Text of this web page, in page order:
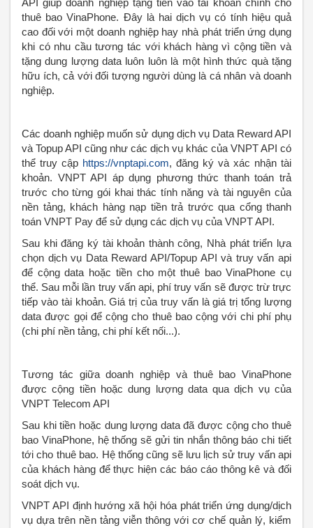
API giúp doanh nghiệp tặng tiền vào tài khoản chính cho
thuê bao VinaPhone. Đây là hai dịch vụ có tính hiệu quả
cao đối với một doanh nghiệp hay nhà phát triển ứng dụng
khi có nhu cầu tương tác với khách hàng vì cộng tiền và
tặng dung lượng data luôn luôn là một hình thức quà tặng
hữu ích, cả với đối tượng người dùng là cá nhân và doanh
nghiệp.
Các doanh nghiệp muốn sử dụng dịch vụ Data Reward API
và Topup API cũng như các dịch vụ khác của VNPT API có
thể truy cập https://vnptapi.com, đăng ký và xác nhận tài
khoản. VNPT API áp dụng phương thức thanh toán trả
trước cho từng gói khai thác tính năng và tài nguyên của
nền tảng, khách hàng nạp tiền trả trước qua cổng thanh
toán VNPT Pay để sử dụng các dịch vụ của VNPT API.
Sau khi đăng ký tài khoản thành công, Nhà phát triển lựa
chọn dịch vụ Data Reward API/Topup API và truy vấn api
để cộng data hoặc tiền cho một thuê bao VinaPhone cụ
thể. Sau mỗi lần truy vấn api, phí truy vấn sẽ được trừ trực
tiếp vào tài khoản. Giá trị của truy vấn là giá trị tổng lượng
data được gọi để cộng cho thuê bao cộng với chi phí phụ
(chi phí nền tảng, chi phí kết nối...).
Tương tác giữa doanh nghiệp và thuê bao VinaPhone
được cộng tiền hoặc dung lượng data qua dịch vụ của
VNPT Telecom API
Sau khi tiền hoặc dung lượng data đã được cộng cho thuê
bao VinaPhone, hệ thống sẽ gửi tin nhắn thông báo chi tiết
tới cho thuê bao. Hệ thống cũng sẽ lưu lịch sử truy vấn api
của khách hàng để thực hiện các báo cáo thông kê và đối
soát dịch vụ.
VNPT API định hướng xã hội hóa phát triển ứng dụng/dịch
vụ dựa trên nền tảng viễn thông với cơ chế quản lý, kiểm